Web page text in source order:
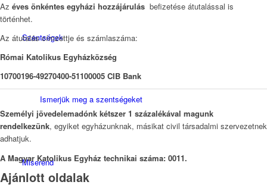
Szentségek
Ismerjük meg a szentségeket
Miserend
Az éves önkéntes egyházi hozzájárulás befizetése átutalással is
történhet.
Az átutalás címzettje és számlaszáma:
Római Katolikus Egyházközség
10700196-49270400-51100005 CIB Bank
Személyi jövedelemadónk kétszer 1 százalékával magunk
rendelkezünk, egyiket egyházunknak, másikat civil társadalmi szervezetnek
adhatjuk.
A Magyar Katolikus Egyház technikai száma: 0011.
Ajánlott oldalak